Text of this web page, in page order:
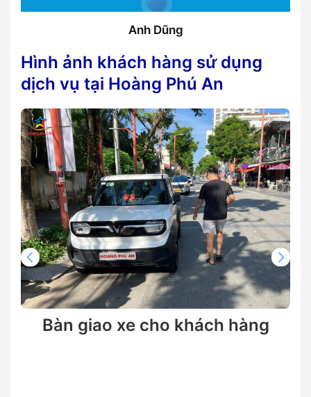
Anh Dũng
Hình ảnh khách hàng sử dụng
dịch vụ tại Hoàng Phú An
Bàn giao xe cho khách hàng